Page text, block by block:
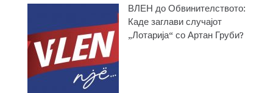
ВЛЕН до Обвинителството:
Каде заглави случајот
„Лотарија“ со Артан Груби?